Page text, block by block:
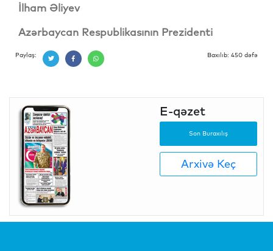
İlham Əliyev
Azərbaycan Respublikasının Prezidenti
Paylaş: Baxılıb: 450 dəfə
E-qəzet
Son Buraxılış
Arxivə Keç